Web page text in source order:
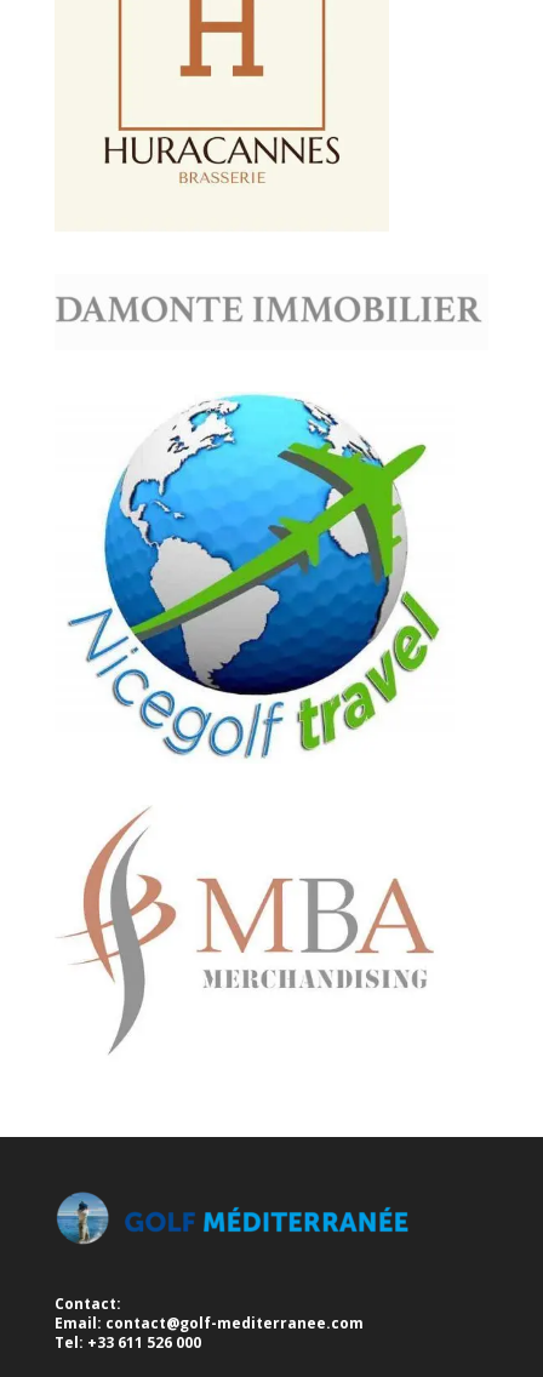
Contact:
Email: contact@golf-mediterranee.com
Tel: +33 611 526 000